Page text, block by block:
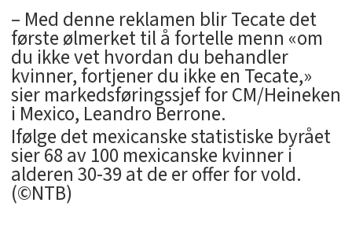
– Med denne reklamen blir Tecate det
første ølmerket til å fortelle menn «om
du ikke vet hvordan du behandler
kvinner, fortjener du ikke en Tecate,»
sier markedsføringssjef for CM/Heineken
i Mexico, Leandro Berrone.
Ifølge det mexicanske statistiske byrået
sier 68 av 100 mexicanske kvinner i
alderen 30-39 at de er offer for vold.
(©NTB)